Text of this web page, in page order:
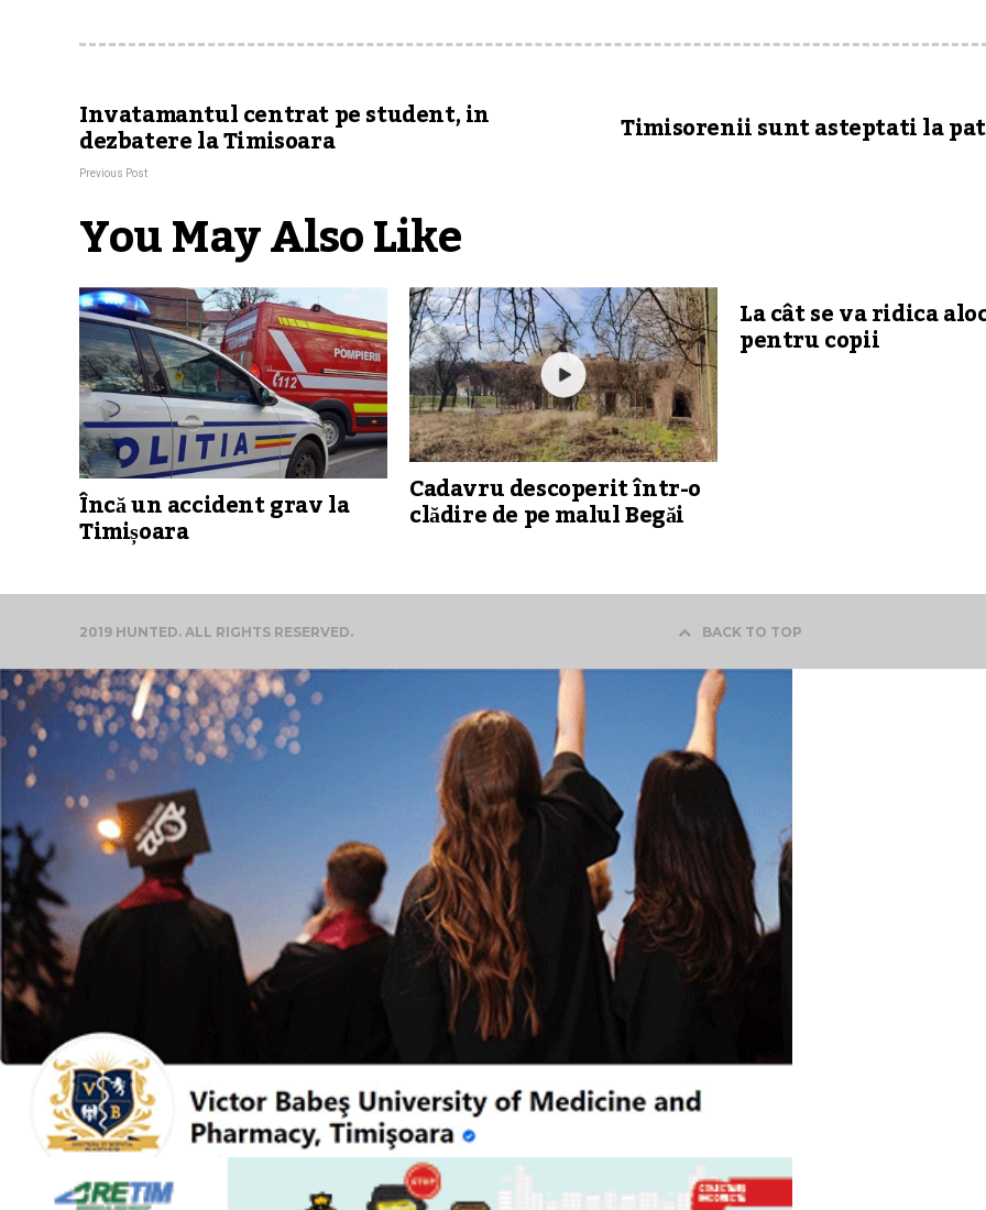
Invatamantul centrat pe student, in
dezbatere la Timisoara
Previous Post
Timisorenii sunt asteptati la
You May Also Like
Încă un accident grav la
Timișoara
Cadavru descoperit într-o
clădire de pe malul Begăi
La cât se va ridica
pentru copii
2019 HUNTED. ALL RIGHTS RESERVED. BACK TO TOP